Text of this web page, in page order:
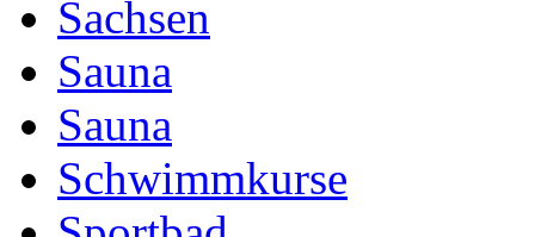
Sachsen
Sauna
Sauna
Schwimmkurse